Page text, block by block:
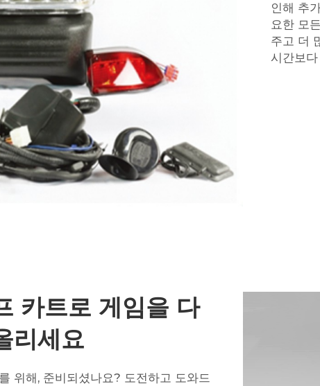
인해 추
요한 모
주고 더
시간보
카트로 게임을 다
리세요
위해, 준비되셨나요? 도전하고 도와드